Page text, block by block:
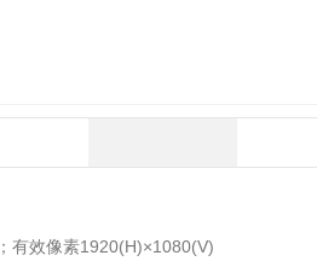
有效像素1920(H)×1080(V)